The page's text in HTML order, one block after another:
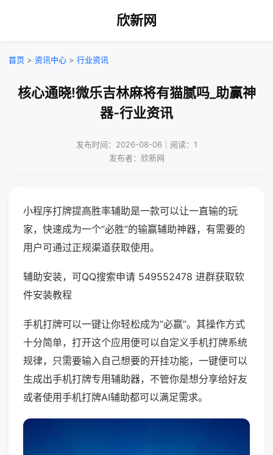
欣新网
首页 > 资讯中心 > 行业资讯
核心通晓!微乐吉林麻将有猫腻吗_助赢神
器-行业资讯
发布时间：2026-08-06｜阅读：1
发布者：欣新网
小程序打牌提高胜率辅助是一款可以让一直输的玩
家，快速成为一个“必胜”的输赢辅助神器，有需要的
用户可通过正规渠道获取使用。
辅助安装，可QQ搜索申请 549552478 进群获取软
件安装教程
手机打牌可以一键让你轻松成为“必赢”。其操作方式
十分简单，打开这个应用便可以自定义手机打牌系统
规律，只需要输入自己想要的开挂功能，一键便可以
生成出手机打牌专用辅助器，不管你是想分享给好友
或者使用手机打牌AI辅助都可以满足需求。